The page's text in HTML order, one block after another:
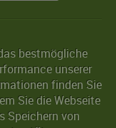
bestmögliche
unserer
finden Sie
Sie die Webseite
Speichern von